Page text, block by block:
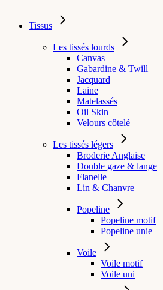
Tissus
Les tissés lourds
Canvas
Gabardine & Twill
Jacquard
Laine
Matelassés
Oil Skin
Velours côtelé
Les tissés légers
Broderie Anglaise
Double gaze & lange
Flanelle
Lin & Chanvre
Popeline
Popeline motif
Popeline unie
Voile
Voile motif
Voile uni